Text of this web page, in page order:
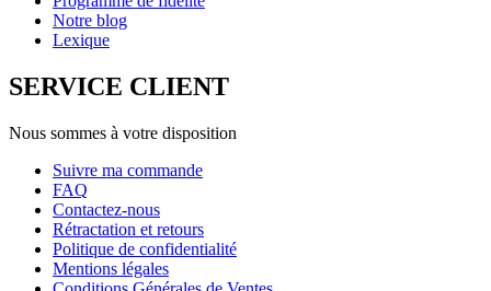
Notre blog
Lexique
SERVICE CLIENT
Nous sommes à votre disposition
Suivre ma commande
FAQ
Contactez-nous
Rétractation et retours
Politique de confidentialité
Mentions légales